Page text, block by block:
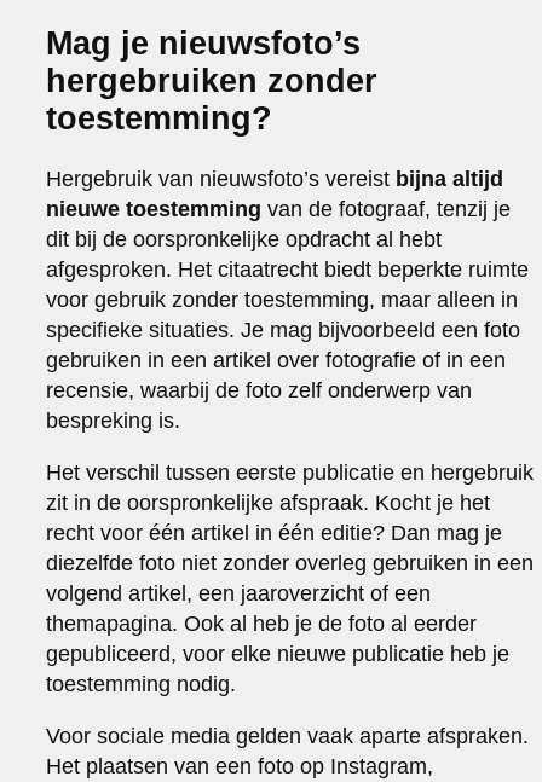
Mag je nieuwsfoto’s
hergebruiken zonder
toestemming?
Hergebruik van nieuwsfoto’s vereist bijna altijd
nieuwe toestemming van de fotograaf, tenzij je
dit bij de oorspronkelijke opdracht al hebt
afgesproken. Het citaatrecht biedt beperkte ruimte
voor gebruik zonder toestemming, maar alleen in
specifieke situaties. Je mag bijvoorbeeld een foto
gebruiken in een artikel over fotografie of in een
recensie, waarbij de foto zelf onderwerp van
bespreking is.
Het verschil tussen eerste publicatie en hergebruik
zit in de oorspronkelijke afspraak. Kocht je het
recht voor één artikel in één editie? Dan mag je
diezelfde foto niet zonder overleg gebruiken in een
volgend artikel, een jaaroverzicht of een
themapagina. Ook al heb je de foto al eerder
gepubliceerd, voor elke nieuwe publicatie heb je
toestemming nodig.
Voor sociale media gelden vaak aparte afspraken.
Het plaatsen van een foto op Instagram,